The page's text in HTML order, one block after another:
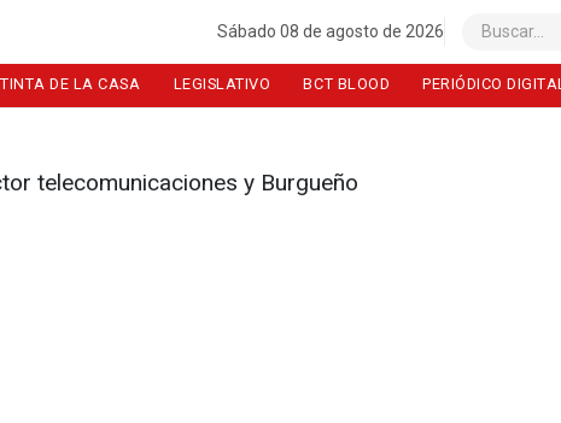
Sábado 08 de agosto de 2026 Buscar
TINTA DE LA CASA LEGISLATIVO BCT BLOOD PERIÓDICO DIGITAL